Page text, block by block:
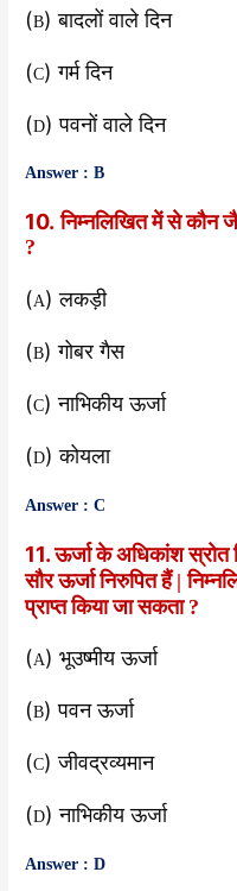
(B) बादलों वाले दिन
(C) गर्म दिन
(D) पवनों वाले दिन
Answer : B
10. निम्नलिखित में से कौन
?
(A) लकड़ी
(B) गोबर गैस
(C) नाभिकीय ऊर्जा
(D) कोयला
Answer : C
11. ऊर्जा के अधिकांश
सौर ऊर्जा निरुपित हैं|
प्राप्त किया जा सकता ?
(A) भूउष्मीय ऊर्जा
(B) पवन ऊर्जा
(C) जीवद्रव्यमान
(D) नाभिकीय ऊर्जा
Answer : D